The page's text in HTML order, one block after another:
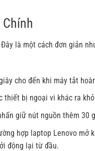
là một cách đơn giản
cho đến khi máy tắt
thiết bị ngoại vi khác ra
giữ nút nguồn thêm 30
hợp laptop Lenovo mở
động lại từ đầu.